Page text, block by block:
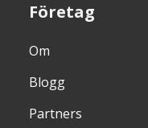
Företag
Om
Blogg
Partners